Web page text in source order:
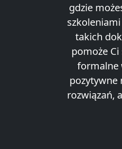
gdzie
takich
pomoże
formalne
pozytywne
rozwiązań,